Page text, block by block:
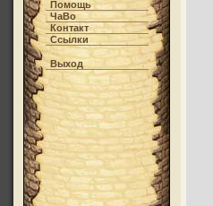
Помощь
ЧаВо
Контакт
Ссылки
Выход